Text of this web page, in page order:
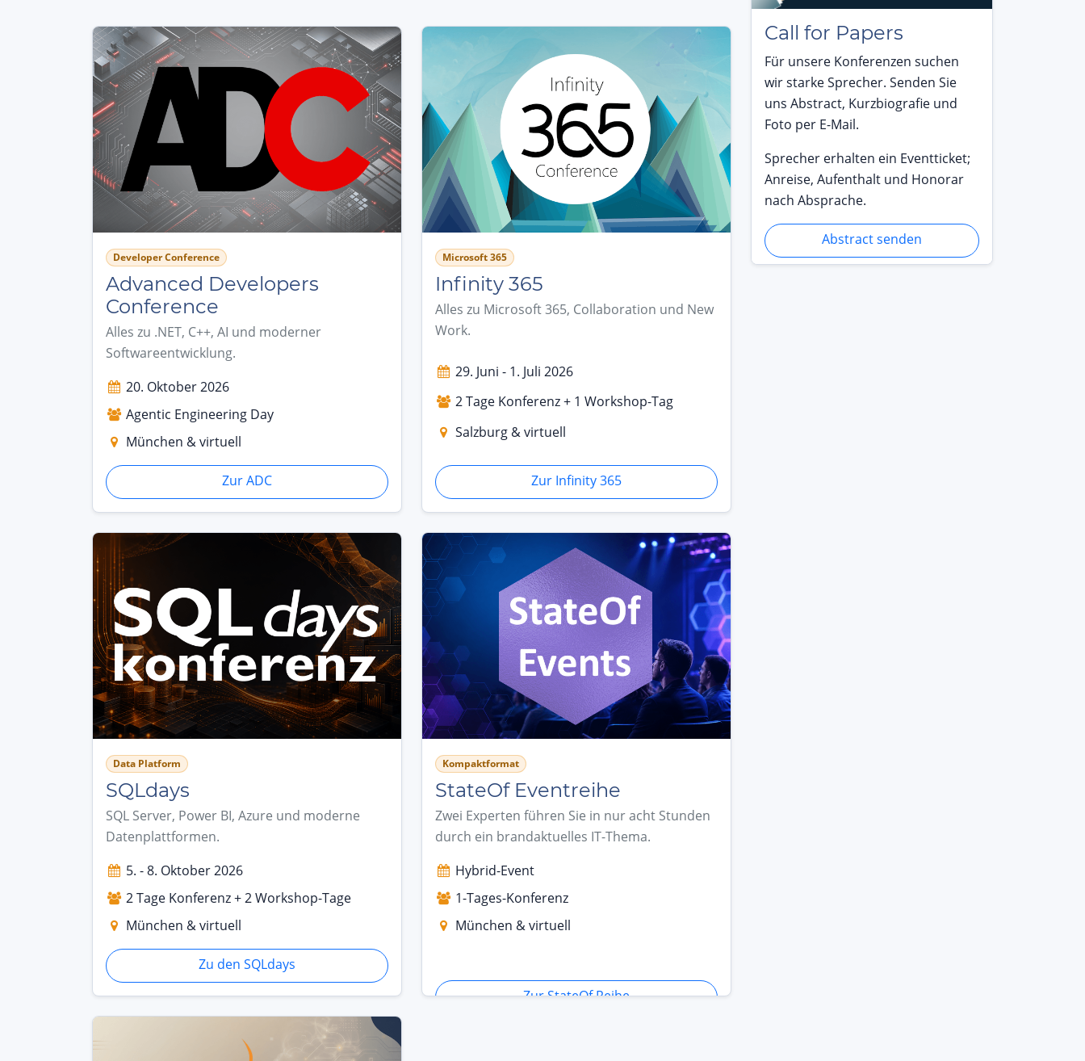
Developer Conference
Advanced Developers
Conference
Alles zu .NET, C++, AI und moderner
Softwareentwicklung.
20. Oktober 2026
Agentic Engineering Day
München & virtuell
Zur ADC
Microsoft 365
Infinity 365
Alles zu Microsoft 365, Collaboration und New
Work.
29. Juni - 1. Juli 2026
2 Tage Konferenz + 1 Workshop-Tag
Salzburg & virtuell
Zur Infinity 365
Data Platform
SQLdays
SQL Server, Power BI, Azure und moderne
Datenplattformen.
5. - 8. Oktober 2026
2 Tage Konferenz + 2 Workshop-Tage
München & virtuell
Zu den SQLdays
Kompaktformat
StateOf Eventreihe
Zwei Experten führen Sie in nur acht Stunden
durch ein brandaktuelles IT-Thema.
Hybrid-Event
1-Tages-Konferenz
München & virtuell
Zur StateOf Reihe
Call for Papers
Für unsere Konferenzen suchen
wir starke Sprecher. Senden Sie
uns Abstract, Kurzbiografie und
Foto per E-Mail.
Sprecher erhalten ein Eventticket;
Anreise, Aufenthalt und Honorar
nach Absprache.
Abstract senden